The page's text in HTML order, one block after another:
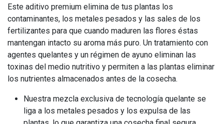
Este aditivo premium elimina de tus plantas los
contaminantes, los metales pesados y las sales de los
fertilizantes para que cuando maduren las flores éstas
mantengan intacto su aroma más puro. Un tratamiento con
agentes quelantes y un régimen de ayuno eliminan las
toxinas del medio nutritivo y permiten a las plantas eliminar
los nutrientes almacenados antes de la cosecha.
Nuestra mezcla exclusiva de tecnología quelante se
liga a los metales pesados y los expulsa de las